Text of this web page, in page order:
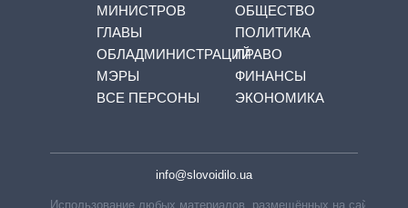
МИНИСТРОВ
ГЛАВЫ
ОБЛАДМИНИСТРАЦИЙ
МЭРЫ
ВСЕ ПЕРСОНЫ
ОБЩЕСТВО
ПОЛИТИКА
ПРАВО
ФИНАНСЫ
ЭКОНОМИКА
info@slovoidilo.ua
Использование любых материалов, размещённых на сайте,